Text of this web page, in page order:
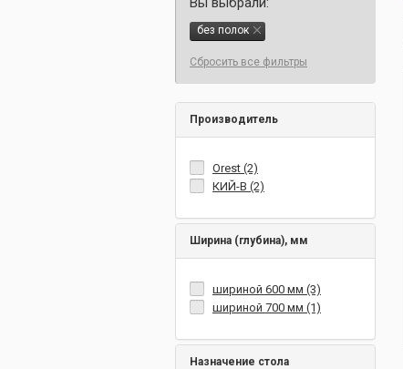
без полок
Сбросить все фильтры
Производитель
Orest (2)
КИЙ-В (2)
Ширина (глубина), мм
шириной 600 мм (3)
шириной 700 мм (1)
Назначение стола